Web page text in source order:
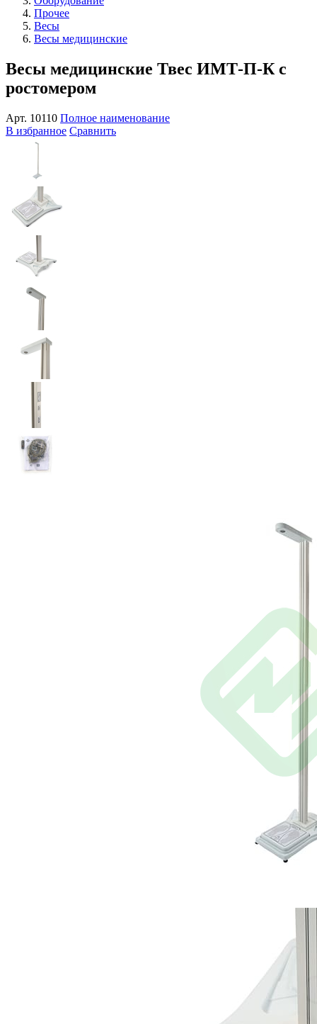
Прочее
Весы
Весы медицинские
Весы медицинские Твес ИМТ-П-К с
ростомером
Арт. 10110 Полное наименование
В избранное Сравнить